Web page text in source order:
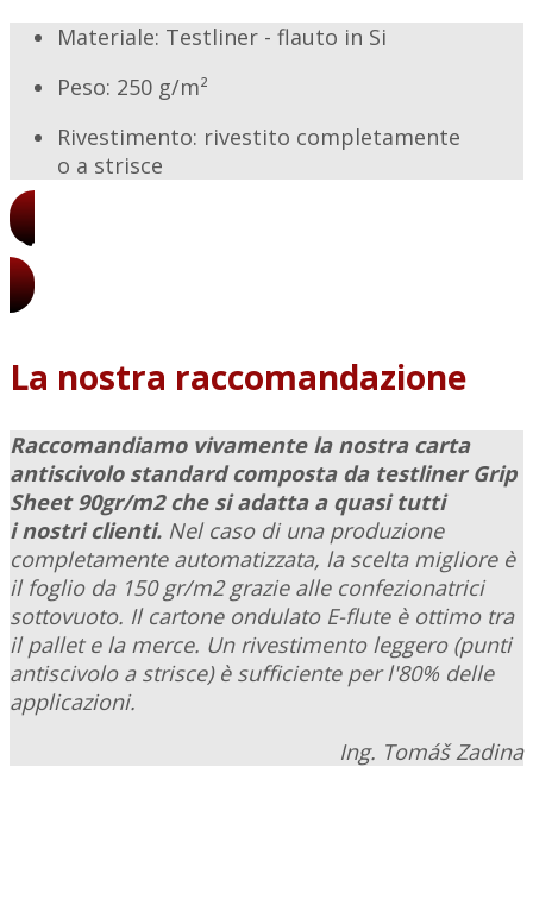
Materiale: Testliner - flauto in Si
Peso: 250 g/m²
Rivestimento: rivestito completamente
o a strisce
Ottieni i nostri prezzi
La nostra raccomandazione
Raccomandiamo vivamente la nostra carta
antiscivolo standard composta da testliner Grip
Sheet 90gr/m2 che si adatta a quasi tutti
i nostri clienti. Nel caso di una produzione
completamente automatizzata, la scelta migliore è
il foglio da 150 gr/m2 grazie alle confezionatrici
sottovuoto. Il cartone ondulato E-flute è ottimo tra
il pallet e la merce. Un rivestimento leggero (punti
antiscivolo a strisce) è sufficiente per l'80% delle
applicazioni.
Ing. Tomáš Zadina